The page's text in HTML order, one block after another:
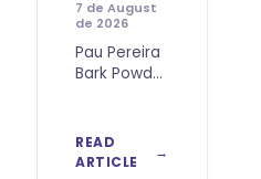
7 de August
de 2026
Pau Pereira
Bark Powder
botanical
raw
READ
ARTICLE